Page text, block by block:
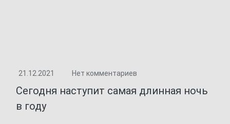
21.12.2021 Нет комментариев
Сегодня наступит самая длинная ночь
в году